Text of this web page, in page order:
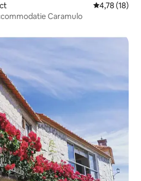
Gemiddelde
4,78 (18)
Caramulo